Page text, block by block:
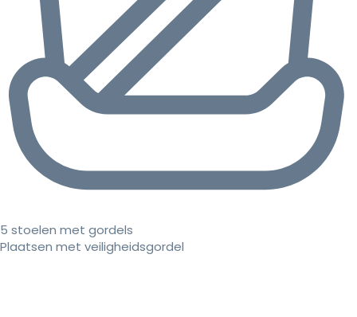
5 stoelen met gordels
Plaatsen met veiligheidsgordel